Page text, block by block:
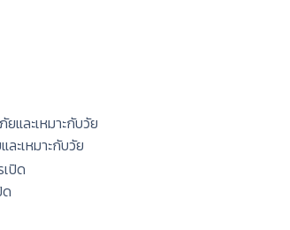
ะเหมาะกับวัย